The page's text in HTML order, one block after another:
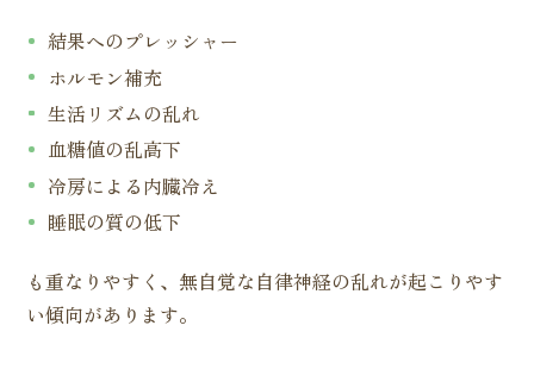
結果へのプレッシャー
ホルモン補充
生活リズムの乱れ
血糖値の乱高下
冷房による内臓冷え
睡眠の質の低下
も重なりやすく、無自覚な自律神経の乱れが起こりやす
い傾向があります。